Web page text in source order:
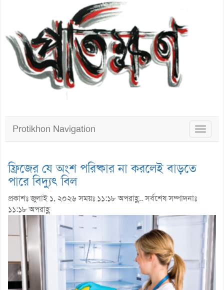
Toggle
Protikhon Navigation
ফ্রিজের যে অংশ পরিষ্কার না করলেই বাড়তে
পারে বিদ্যুৎ বিল
প্রকাশঃ জুলাই ১, ২০২৬ সময়ঃ ১১:১৮ অপরাহ্ণ.. সর্বশেষ সম্পাদনাঃ
১১:১৮ অপরাহ্ণ